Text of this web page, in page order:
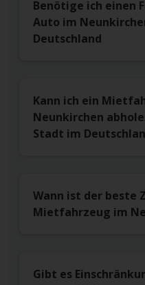
Benötige ich einen
Auto im
Deutschland
Kann ich ein
Neunkirchen
Stadt im
Wann ist der beste
Mietfahrzeug im
Gibt es